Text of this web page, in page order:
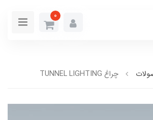
0
چراغ TUNNEL LIGHTING